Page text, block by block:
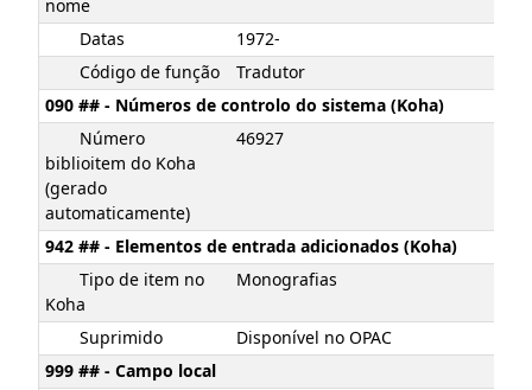
nome
Datas
1972-
Código de função
Tradutor
090 ## - Números de controlo do sistema (Koha)
Número
biblioitem do Koha
(gerado
automaticamente)
46927
942 ## - Elementos de entrada adicionados (Koha)
Tipo de item no
Koha
Monografias
Suprimido
Disponível no OPAC
999 ## - Campo local